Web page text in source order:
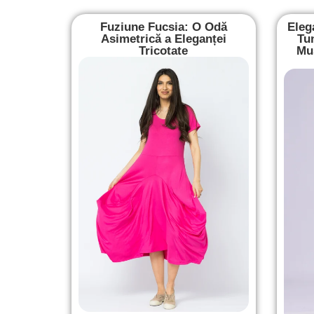
Fuziune Fucsia: O Odă
Asimetrică a Eleganței
Tricotate